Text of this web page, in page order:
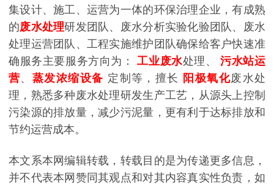
集设计、施工、运营为一体的环保治理企业，有成熟
的废水处理研发团队、废水分析实验化验团队、废水
处理运营团队、工程实施维护团队确保给客户快速准
确服务主要服务方向为：工业废水处理、污水站运
营、 蒸发浓缩设备 定制等，擅长 阳极氧化废水处
理，熟悉多种废水处理研发生产工艺，从源头上控制
污染源的排放量，减少污泥量，更有利于达标排放和
节约运营成本。
本文系本网编辑转载，转载目的是为传递更多信息，
并不代表本网赞同其观点和对其内容真实性负责，如